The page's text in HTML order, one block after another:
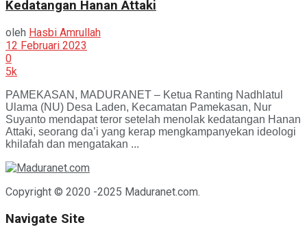
Kedatangan Hanan Attaki
oleh Hasbi Amrullah
12 Februari 2023
0
5k
PAMEKASAN, MADURANET – Ketua Ranting Nadhlatul
Ulama (NU) Desa Laden, Kecamatan Pamekasan, Nur
Suyanto mendapat teror setelah menolak kedatangan Hanan
Attaki, seorang da’i yang kerap mengkampanyekan ideologi
khilafah dan mengatakan ...
Copyright © 2020 -2025 Maduranet.com.
Navigate Site